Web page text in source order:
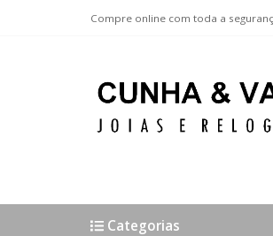
Compre online com toda a
Categorias